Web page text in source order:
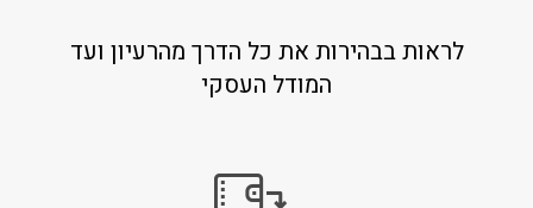
לראות בבהירות את כל הדרך מהרעיון ועד
המודל העסקי